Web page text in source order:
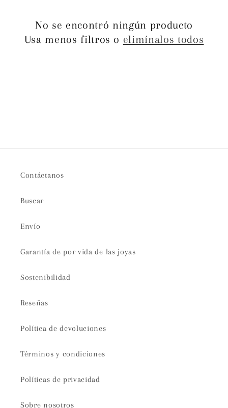
No se encontró ningún producto
Usa menos filtros o elimínalos todos
Contáctanos
Buscar
Envío
Garantía de por vida de las joyas
Sostenibilidad
Reseñas
Política de devoluciones
Términos y condiciones
Políticas de privacidad
Sobre nosotros